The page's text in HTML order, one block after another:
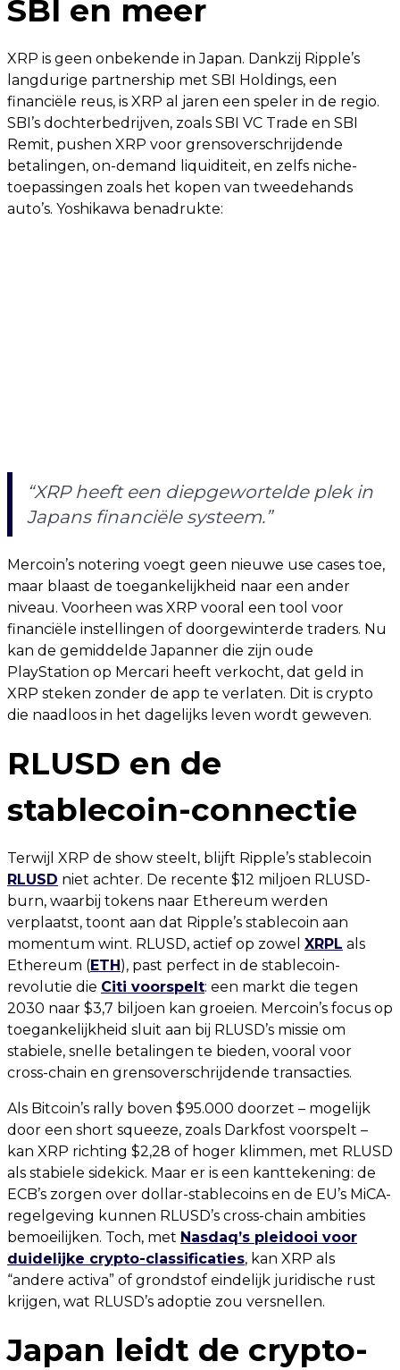
SBI en meer
XRP is geen onbekende in Japan. Dankzij Ripple’s
langdurige partnership met SBI Holdings, een
financiële reus, is XRP al jaren een speler in de regio.
SBI’s dochterbedrijven, zoals SBI VC Trade en SBI
Remit, pushen XRP voor grensoverschrijdende
betalingen, on-demand liquiditeit, en zelfs niche-
toepassingen zoals het kopen van tweedehands
auto’s. Yoshikawa benadrukte:
“XRP heeft een diepgewortelde plek in
Japans financiële systeem.”
Mercoin’s notering voegt geen nieuwe use cases toe,
maar blaast de toegankelijkheid naar een ander
niveau. Voorheen was XRP vooral een tool voor
financiële instellingen of doorgewinterde traders. Nu
kan de gemiddelde Japanner die zijn oude
PlayStation op Mercari heeft verkocht, dat geld in
XRP steken zonder de app te verlaten. Dit is crypto
die naadloos in het dagelijks leven wordt geweven.
RLUSD en de
stablecoin-connectie
Terwijl XRP de show steelt, blijft Ripple’s stablecoin
RLUSD niet achter. De recente $12 miljoen RLUSD-
burn, waarbij tokens naar Ethereum werden
verplaatst, toont aan dat Ripple’s stablecoin aan
momentum wint. RLUSD, actief op zowel XRPL als
Ethereum (ETH), past perfect in de stablecoin-
revolutie die Citi voorspelt: een markt die tegen
2030 naar $3,7 biljoen kan groeien. Mercoin’s focus op
toegankelijkheid sluit aan bij RLUSD’s missie om
stabiele, snelle betalingen te bieden, vooral voor
cross-chain en grensoverschrijdende transacties.
Als Bitcoin’s rally boven $95.000 doorzet – mogelijk
door een short squeeze, zoals Darkfost voorspelt –
kan XRP richting $2,28 of hoger klimmen, met RLUSD
als stabiele sidekick. Maar er is een kanttekening: de
ECB’s zorgen over dollar-stablecoins en de EU’s MiCA-
regelgeving kunnen RLUSD’s cross-chain ambities
bemoeilijken. Toch, met Nasdaq’s pleidooi voor
duidelijke crypto-classificaties, kan XRP als
“andere activa” of grondstof eindelijk juridische rust
krijgen, wat RLUSD’s adoptie zou versnellen.
Japan leidt de crypto-